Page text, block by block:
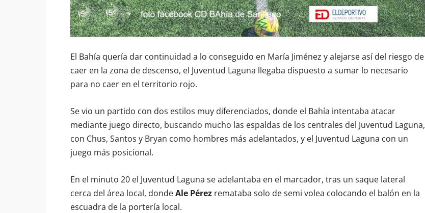
El Bahía quería dar continuidad a lo conseguido en María Jiménez y alejarse así del riesgo de
caer en la zona de descenso, el Juventud Laguna llegaba dispuesto a sumar lo necesario
para no caer en el territorio rojo.
Se vio un partido con dos estilos muy diferenciados, donde el Bahía intentaba atacar
mediante juego directo, buscando mucho las espaldas de los centrales del Juventud Laguna,
con Chus, Santos y Bryan como hombres más adelantados, y el Juventud Laguna con un
juego más posicional.
En el minuto 20 el Juventud Laguna se adelantaba en el marcador, tras un saque lateral
cerca del área local, dondeAle Pérez remataba solo de semi volea colocando el balón en la
escuadra de la portería local.